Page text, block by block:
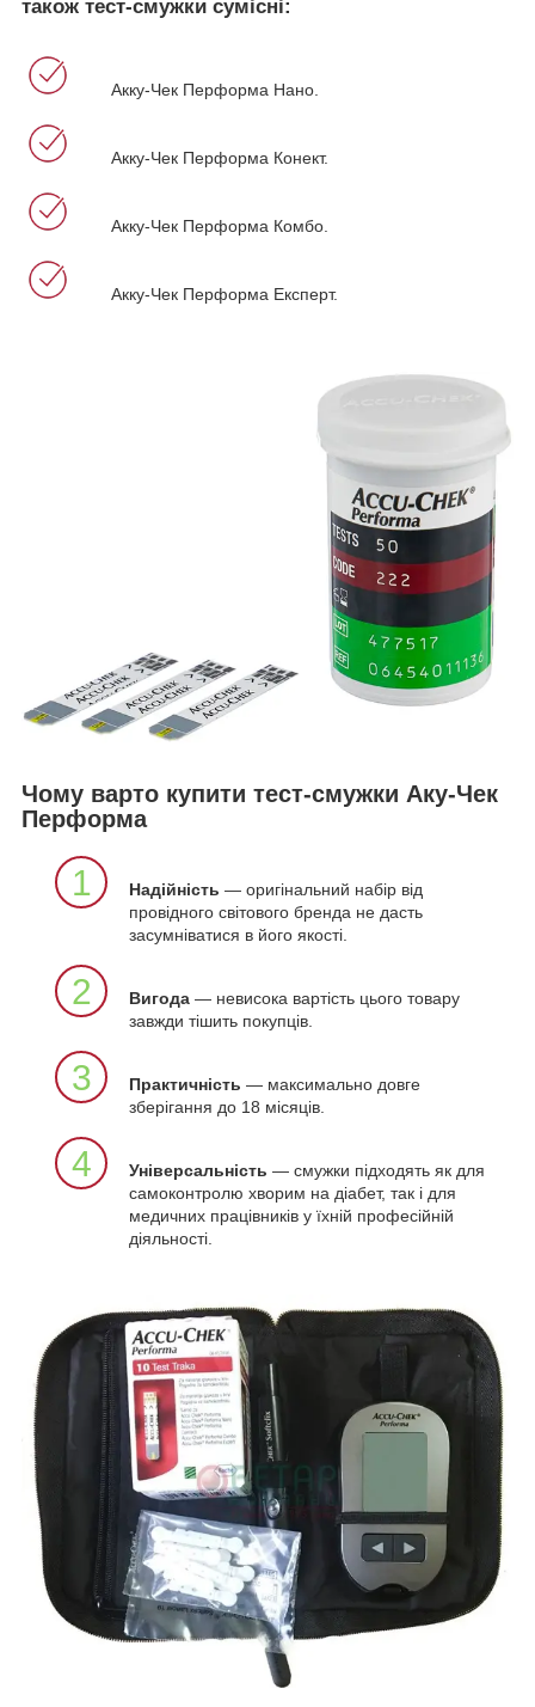
також тест-смужки сумісні:
Акку-Чек Перформа Нано.
Акку-Чек Перформа Конект.
Акку-Чек Перформа Комбо.
Акку-Чек Перформа Експерт.
Чому варто купити тест-смужки Аку-Чек
Перформа
1 Надійність — оригінальний набір від
провідного світового бренда не дасть
засумніватися в його якості.
2 Вигода — невисока вартість цього товару
завжди тішить покупців.
3 Практичність — максимально довге
зберігання до 18 місяців.
4 Універсальність — смужки підходять як для
самоконтролю хворим на діабет, так і для
медичних працівників у їхній професійній
діяльності.